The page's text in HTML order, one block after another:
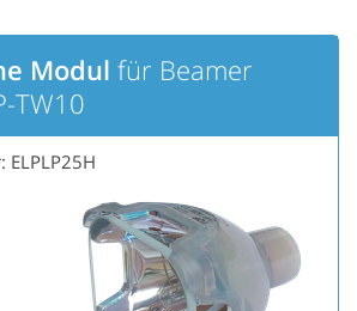
Modul für Beamer
TW10